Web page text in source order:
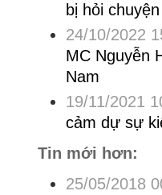
bị hỏi
24/10/2022
MC Nguyễn
Nam
19/11/2021
cảm dự sự
Tin mới hơn:
25/05/2018